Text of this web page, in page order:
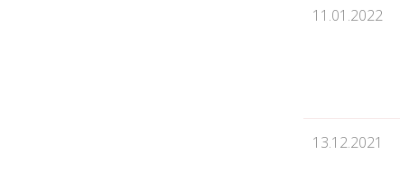
11.01.2022
13.12.2021